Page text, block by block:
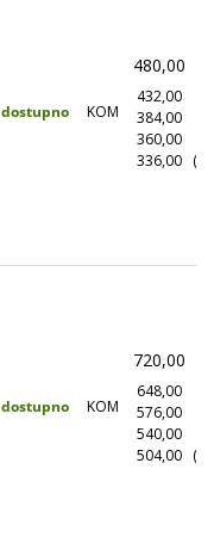
dostupno KOM
480,00
432,00
384,00
360,00
336,00
dostupno KOM
720,00
648,00
576,00
540,00
504,00